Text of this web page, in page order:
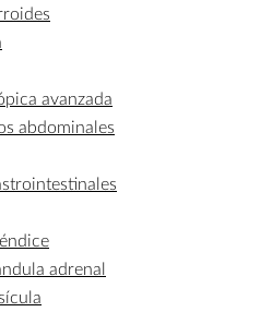
avanzada
abdominales
adrenal